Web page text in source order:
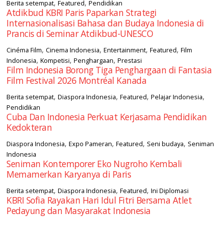
Berita setempat,Featured,Pendidikan
Atdikbud KBRI Paris Paparkan Strategi
Internasionalisasi Bahasa dan Budaya Indonesia di
Prancis di Seminar Atdikbud-UNESCO
Cinéma Film,Cinema Indonesia,Entertainment,Featured,Film
Indonesia,Kompetisi,Penghargaan,Prestasi
Film Indonesia Borong Tiga Penghargaan di Fantasia
Film Festival 2026 Montréal Kanada
Berita setempat,Diaspora Indonesia,Featured,Pelajar Indonesia,
Pendidikan
Cuba Dan Indonesia Perkuat Kerjasama Pendidikan
Kedokteran
Diaspora Indonesia,Expo Pameran,Featured, Seni budaya, Seniman
Indonesia
Seniman Kontemporer Eko Nugroho Kembali
Memamerkan Karyanya di Paris
Berita setempat,Diaspora Indonesia,Featured,Ini Diplomasi
KBRI Sofia Rayakan Hari Idul Fitri Bersama Atlet
Pedayung dan Masyarakat Indonesia